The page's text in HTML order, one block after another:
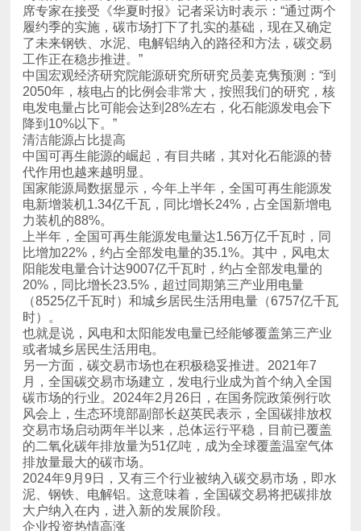
工作正在稳步推进。”
降到10%以下。”
清洁能源占比提高
代作用也越来越明显。
力装机的88%。
时）。
或者城乡居民生活用电。
排放量最大的碳市场。
大户纳入在内，进入新的发展阶段。
企业投资热情高涨